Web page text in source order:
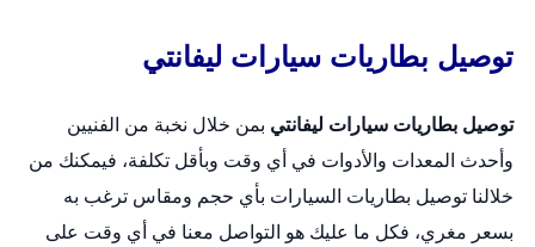
توصيل بطاريات سيارات ليفانتي
توصيل بطاريات سيارات ليفانتي بمن خلال نخبة من الفنيين
وأحدث المعدات والأدوات في أي وقت وبأقل تكلفة، فيمكنك من
خلالنا توصيل بطاريات السيارات بأي حجم ومقاس ترغب به
بسعر مغري، فكل ما عليك هو التواصل معنا في أي وقت على